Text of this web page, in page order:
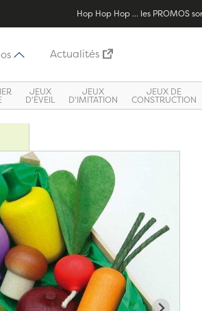
Hop Hop Hop ... les PROMOS
Actualités
JEUX
D'ÉVEIL
JEUX
D'IMITATION
JEUX DE
CONSTRUCTION